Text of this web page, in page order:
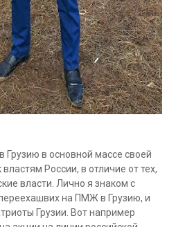
Грузию в основной массе своей
России, в отличие от тех,
власти. Лично я знаком с
на ПМЖ в Грузию, и
Грузии. Вот например